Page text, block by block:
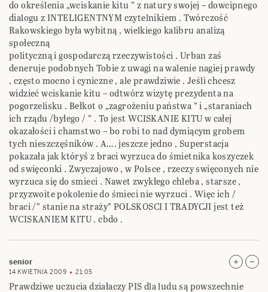
do określenia „wciskanie kitu ” z natury swojej – dowcipnego
dialogu z INTELIGENTNYM czytelnikiem . Twórczość
Rakowskiego była wybitną , wielkiego kalibru analizą
społeczną
polityczną i gospodarczą rzeczywistości . Urban zaś
deneruje podobnych Tobie z uwagi na walenie nagiej prawdy
, często mocno i cyniczne , ale prawdziwie . Jeśli chcesz
widzieć wciskanie kitu – odtwórz wizytę prezydenta na
pogorzelisku . Bełkot o „zagrożeniu państwa ” i „staraniach
ich rządu /byłego / ” . To jest WCISKANIE KITU w całej
okazałości i chamstwo – bo robi to nad dymiącym grobem
tych nieszczęśników . A…. jeszcze jedno , Superstacja
pokazała jak któryś z braci wyrzuca do śmietnika koszyczek
od swięconki . Zwyczajowo , w Polsce , rzeczy swięconych nie
wyrzuca się do smieci . Nawet zwykłego chleba , starsze ,
przyzwoite pokolenie do śmieci nie wyrzuci . Więc ich /
braci /” stanie na straży” POLSKOSCI I TRADYCJI jest też
WCISKANIEM KITU . cbdo .
senior
14 KWIETNIA 2009 21:05
Prawdziwe uczucia działaczy PIS dla ludu są powszechnie